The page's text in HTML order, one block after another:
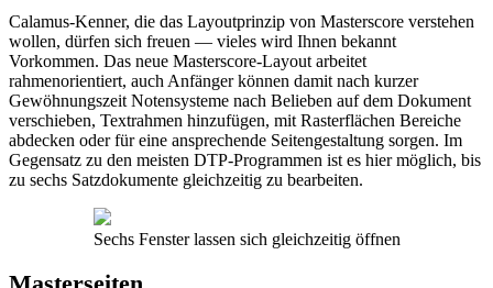
Calamus-Kenner, die das Layoutprinzip von Masterscore verstehen
wollen, dürfen sich freuen — vieles wird Ihnen bekannt
Vorkommen. Das neue Masterscore-Layout arbeitet
rahmenorientiert, auch Anfänger können damit nach kurzer
Gewöhnungszeit Notensysteme nach Belieben auf dem Dokument
verschieben, Textrahmen hinzufügen, mit Rasterflächen Bereiche
abdecken oder für eine ansprechende Seitengestaltung sorgen. Im
Gegensatz zu den meisten DTP-Programmen ist es hier möglich, bis
zu sechs Satzdokumente gleichzeitig zu bearbeiten.
Sechs Fenster lassen sich gleichzeitig öffnen